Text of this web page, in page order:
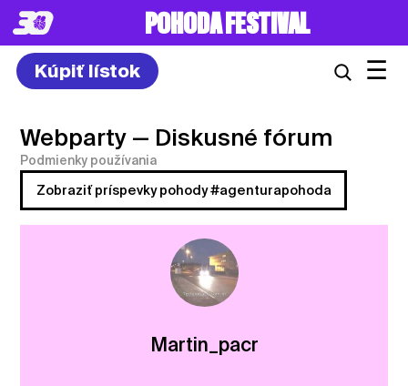
POHODA FESTIVAL
Kúpiť lístok ☰
Webparty — Diskusné fórum
Podmienky používania
Zobraziť príspevky pohody #agenturapohoda
Martin_pacr